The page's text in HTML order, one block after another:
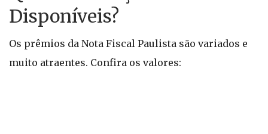
Disponíveis?
Os prêmios da Nota Fiscal Paulista são variados e
muito atraentes. Confira os valores: